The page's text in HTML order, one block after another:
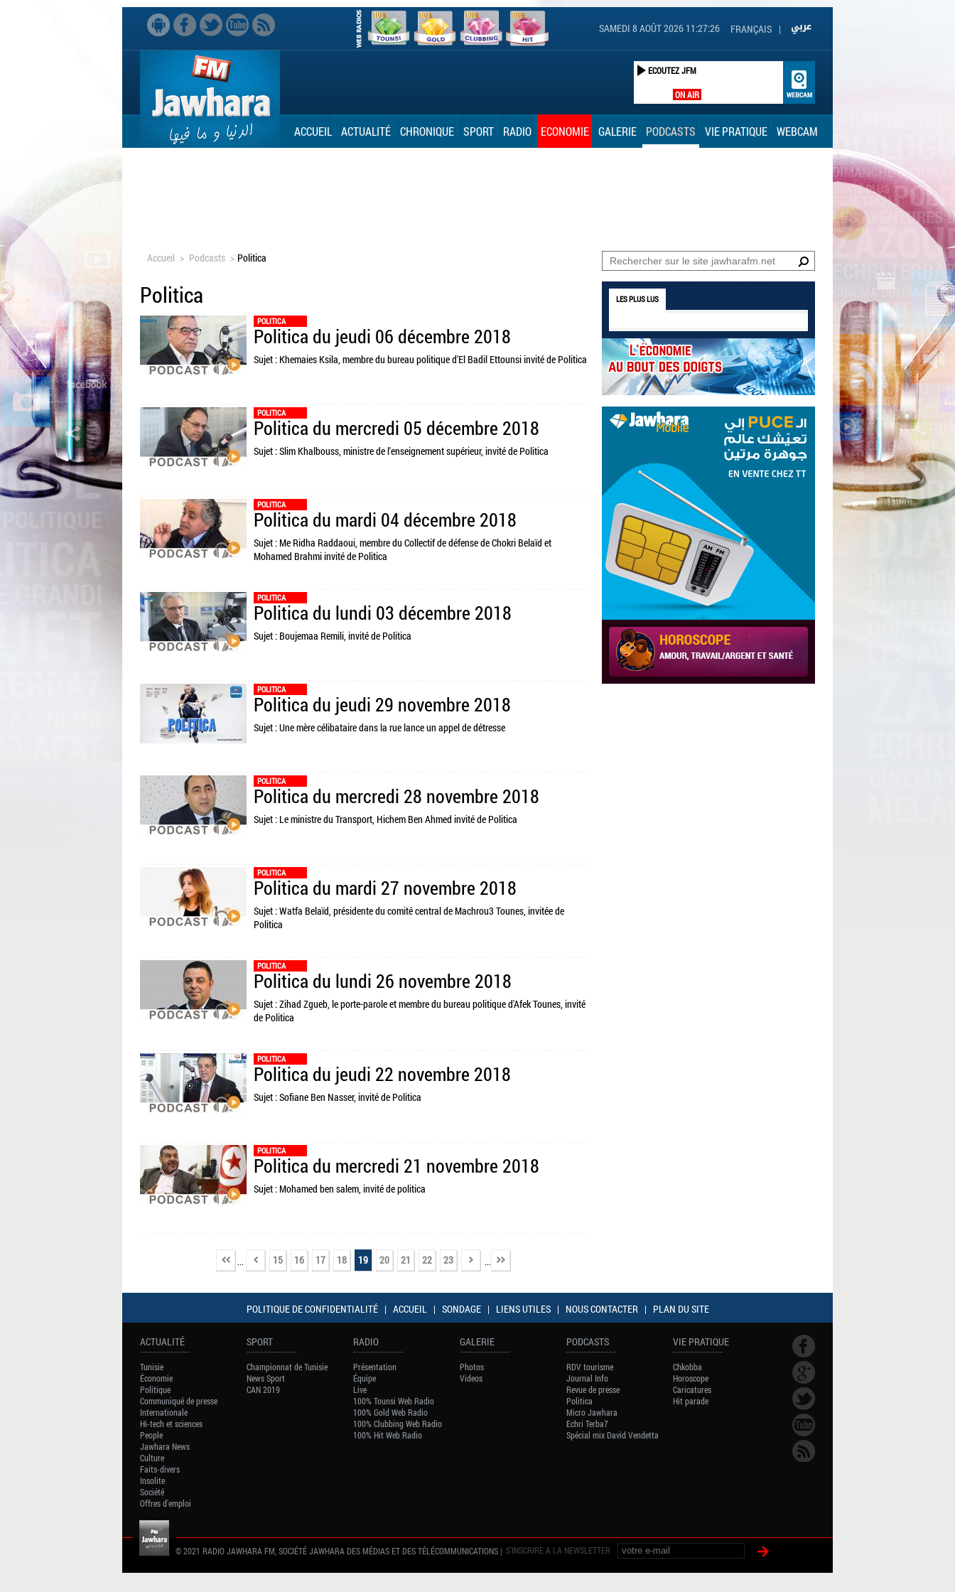
FRANÇAIS |
SAMEDI 8 AOÛT 2026 11:27:27
ON AIR
ECOUTEZ JFM
ACCUEIL ACTUALITÉ CHRONIQUE SPORT RADIO ECONOMIE GALERIE PODCASTS VIE PRATIQUE WEBCAM
Accueil > Podcasts > Politica
Politica
POLITICA
Politica du jeudi 06 décembre 2018
Sujet : Khemaies Ksila, membre du bureau politique d'El Badil Ettounsi invité de Politica
POLITICA
Politica du mercredi 05 décembre 2018
Sujet : Slim Khalbouss, ministre de l'enseignement supérieur, invité de Politica
POLITICA
Politica du mardi 04 décembre 2018
Sujet : Me Ridha Raddaoui, membre du Collectif de défense de Chokri Belaïd et
Mohamed Brahmi invité de Politica
POLITICA
Politica du lundi 03 décembre 2018
Sujet : Boujemaa Remili, invité de Politica
POLITICA
Politica du jeudi 29 novembre 2018
Sujet : Une mère célibataire dans la rue lance un appel de détresse
POLITICA
Politica du mercredi 28 novembre 2018
Sujet : Le ministre du Transport, Hichem Ben Ahmed invité de Politica
POLITICA
Politica du mardi 27 novembre 2018
Sujet : Watfa Belaïd, présidente du comité central de Machrou3 Tounes, invitée de
Politica
POLITICA
Politica du lundi 26 novembre 2018
Sujet : Zihad Zgueb, le porte-parole et membre du bureau politique d'Afek Tounes, invité
de Politica
POLITICA
Politica du jeudi 22 novembre 2018
Sujet : Sofiane Ben Nasser, invité de Politica
POLITICA
Politica du mercredi 21 novembre 2018
Sujet : Mohamed ben salem, invité de politica
... 15 16 17 18 19 20 21 22 23 ...
LES PLUS LUS
POLITIQUE DE CONFIDENTIALITÉ | ACCUEIL | SONDAGE | LIENS UTILES | NOUS CONTACTER | PLAN DU SITE
ACTUALITÉ
Tunisie
Économie
Politique
Communiqué de presse
Internationale
Hi-tech et sciences
People
Jawhara News
Culture
Faits-divers
Insolite
Société
Offres d'emploi
SPORT
Championnat de Tunisie
News Sport
CAN 2019
RADIO
Présentation
Équipe
Live
100% Tounsi Web Radio
100% Gold Web Radio
100% Clubbing Web Radio
100% Hit Web Radio
GALERIE
Photos
Videos
PODCASTS
RDV tourisme
Journal Info
Revue de presse
Politica
Micro Jawhara
Echri Terba7
Spécial mix David Vendetta
VIE PRATIQUE
Chkobba
Horoscope
Caricatures
Hit parade
© 2021 RADIO JAWHARA FM, SOCIÉTÉ JAWHARA DES MÉDIAS ET DES TÉLÉCOMMUNICATIONS | S'INSCRIRE A LA NEWSLETTER